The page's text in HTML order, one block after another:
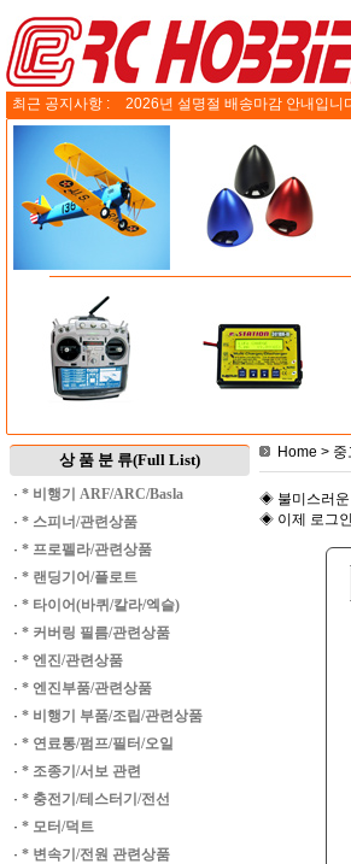
최근 공지사항 : 2026년 설명절 배송마감 안내입니
상 품 분 류(Full List)
· * 비행기 ARF/ARC/Basla
· * 스피너/관련상품
· * 프로펠라/관련상품
· * 랜딩기어/플로트
· * 타이어(바퀴/칼라/엑슬)
· * 커버링 필름/관련상품
· * 엔진/관련상품
· * 엔진부품/관련상품
· * 비행기 부품/조립/관련상품
· * 연료통/펌프/필터/오일
· * 조종기/서보 관련
· * 충전기/테스터기/전선
· * 모터/덕트
· * 변속기/전원 관련상품
Home > 중
◈ 불미스러운
◈ 이제 로그